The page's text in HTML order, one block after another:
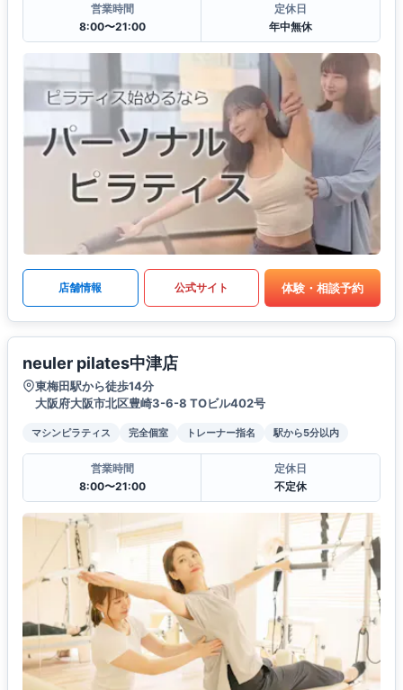
営業時間
8:00〜21:00
定休日
年中無休
店舗情報 公式サイト 体験・相談予約
neuler pilates中津店
東梅田駅から徒歩14分
大阪府大阪市北区豊崎3-6-8 TOビル402号
マシンピラティス 完全個室 トレーナー指名 駅から5分以内
営業時間
8:00〜21:00
定休日
不定休